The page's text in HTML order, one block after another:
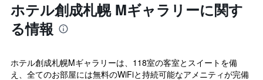
ホテル創成札幌 Mギャラリーに関す
る情報
ホテル創成札幌Mギャラリーは、118室の客室とスイートを備
え、全てのお部屋には無料のWiFiと持続可能なアメニティが完備